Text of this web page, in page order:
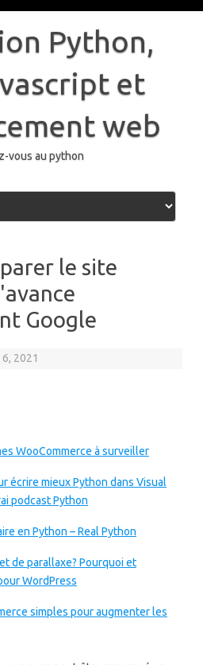
Python,
et
web
vous au python
le site
Google
2021
WooCommerce à surveiller
écrire mieux Python dans Visual
podcast Python
en Python – Real Python
de parallaxe? Pourquoi et
WordPress
simples pour augmenter les